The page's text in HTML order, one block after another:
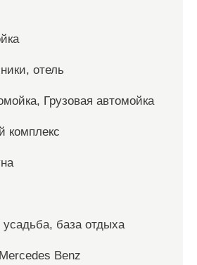
отель
Грузовая автомойка
комплекс
база отдыха
Benz